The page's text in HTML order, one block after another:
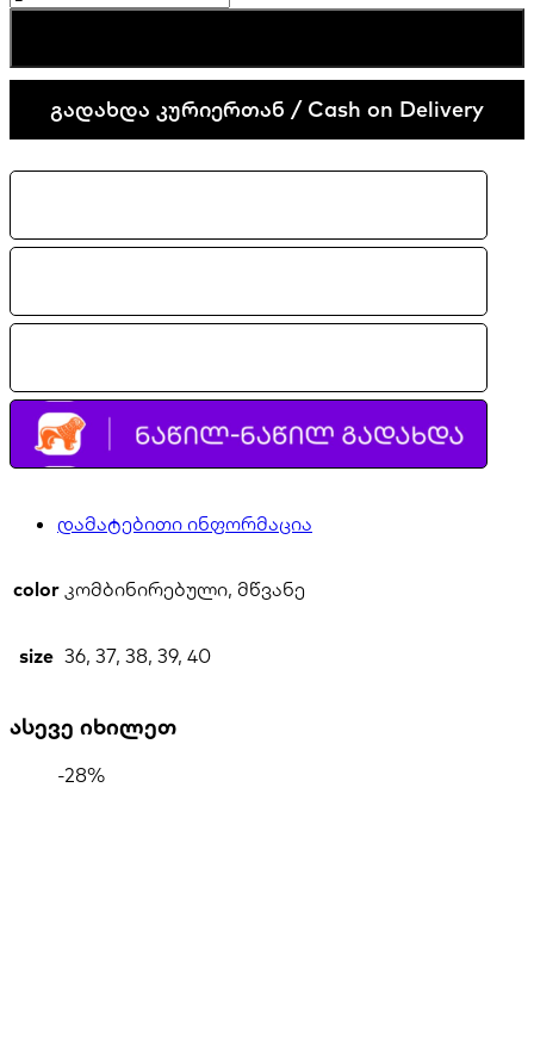
Cortez
Soft
Pink
quantityგადახდა კურიერთან / Cash on Delivery
დამატებითი ინფორმაცია
color კომბინირებული, მწვანე
size 36, 37, 38, 39, 40
ასევე იხილეთ
-28%